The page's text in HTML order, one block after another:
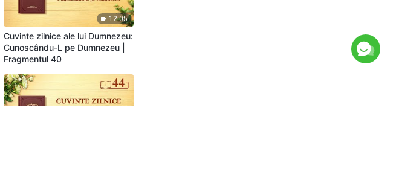
12:05
Cuvinte zilnice ale lui Dumnezeu:
Cunoscându-L pe Dumnezeu |
Fragmentul 40